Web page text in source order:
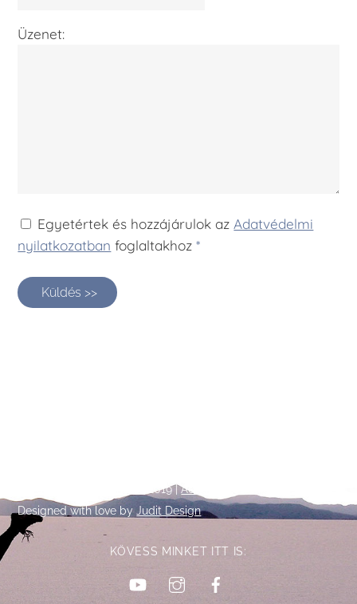
Üzenet:
Egyetértek és hozzájárulok az Adatvédelmi
nyilatkozatban foglaltakhoz *
Küldés >>
To
2019 |Adatkezelési tájékoztató
Designed with love byJudit Design
KÖVESS MINKET ITT IS:
YouTubeInstagram